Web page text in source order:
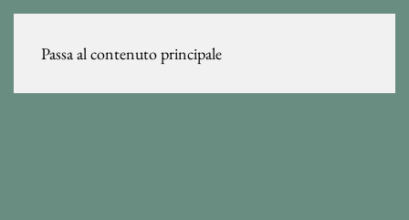
Passa al contenuto principale